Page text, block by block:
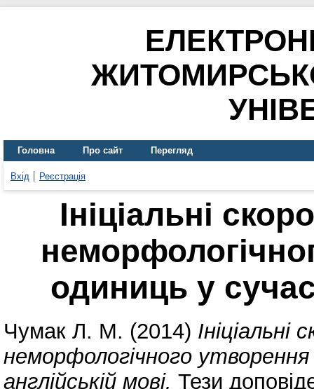
Головна Про сайт Перегляд
Вхід Реєстрація
Ініціальні
одиниць у
Чумак Л. М. (2014) Ініціальні
неморфологічного
англійській мові. Тези